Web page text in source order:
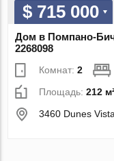
$ 715 000
Дом в Помпано-
2268098
Комнат:2
Площадь:212
3460 Dunes